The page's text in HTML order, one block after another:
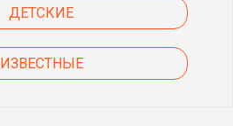
ДЕТСКИЕ
ИЗВЕСТНЫЕ